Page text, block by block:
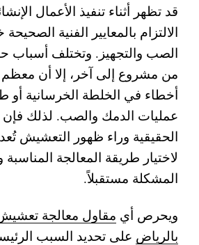
قد تظهر أثناء تنفيذ الأعمال
الالتزام بالمعايير الفنية
الصب والتجهيز. وتختلف
من مشروع إلى آخر، إلا أن معظم
أخطاء في الخلطة الخرسانية أو
عمليات الدمك والصب. لذلك فإن
الحقيقية وراء ظهور التعشيش
لاختيار طريقة المعالجة المناسبة
المشكلة مستقبلاً.
ويحرص أي مقاول معالجة
بالرياض على تحديد السبب